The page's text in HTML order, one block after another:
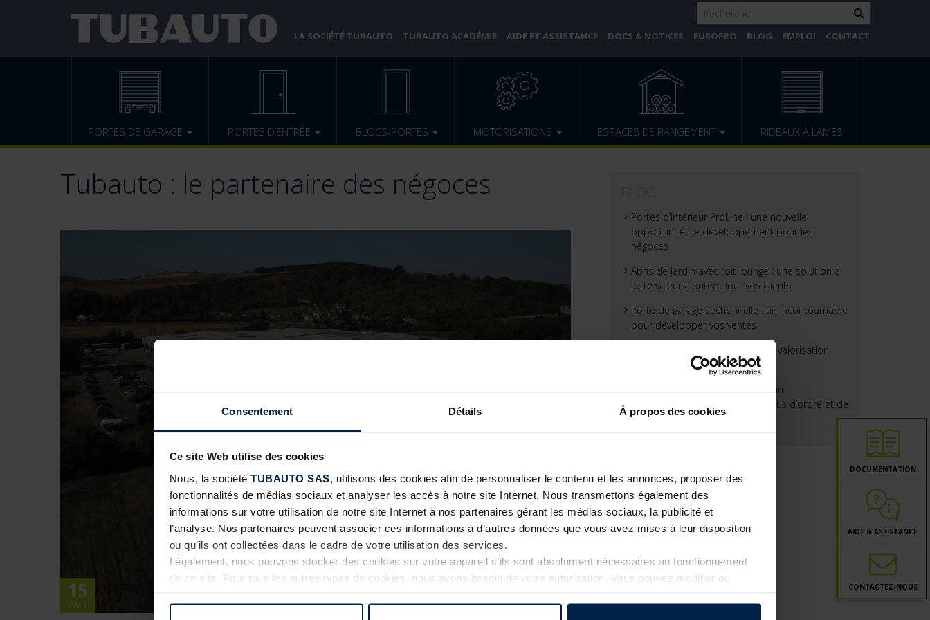
Consentement Détails À propos des cookies
Ce site Web utilise des cookies
Nous, la société TUBAUTO SAS , utilisons des cookies afin de personnaliser le contenu et les annonces, proposer des
fonctionnalités de médias sociaux et analyser les accès à notre site Internet. Nous transmettons également des
informations sur votre utilisation de notre site Internet à nos partenaires gérant les médias sociaux, la publicité et
l’analyse. Nos partenaires peuvent associer ces informations à d’autres données que vous avez mises à leur disposition
ou qu’ils ont collectées dans le cadre de votre utilisation des services.
Légalement, nous pouvons stocker des cookies sur votre appareil s’ils sont absolument nécessaires au fonctionnement
de ce site. Pour tous les autres types de cookies, nous avons besoin de votre autorisation. Vous pouvez modifier ou
DOCUMENTATION
AIDE & ASSISTANCE
CONTACTEZ-NOUS
LA SOCIÉTÉ TUBAUTO TUBAUTO ACADÉMIE AIDE ET ASSISTANCE DOCS & NOTICES EUROPRO BLOG EMPLOI CONTACT
PORTES DE GARAGE PORTES D’ENTRÉE BLOCS-PORTES MOTORISATIONS ESPACES DE RANGEMENT RIDEAUX À LAMES
Tubauto : le partenaire des négoces
15
AVR
BLOG
Portes d’intérieur ProLine : une nouvelle
opportunité de développement pour les
négoces
Abris de jardin avec toit lounge : une solution à
forte valeur ajoutée pour vos clients
Porte de garage sectionnelle : un incontournable
pour développer vos ventes
La porte de garage : un levier de valorisation
pour vos projets clients
Plus de sécurité dans le jardin : un
aménagement astucieux pour plus d’ordre et de
rangement